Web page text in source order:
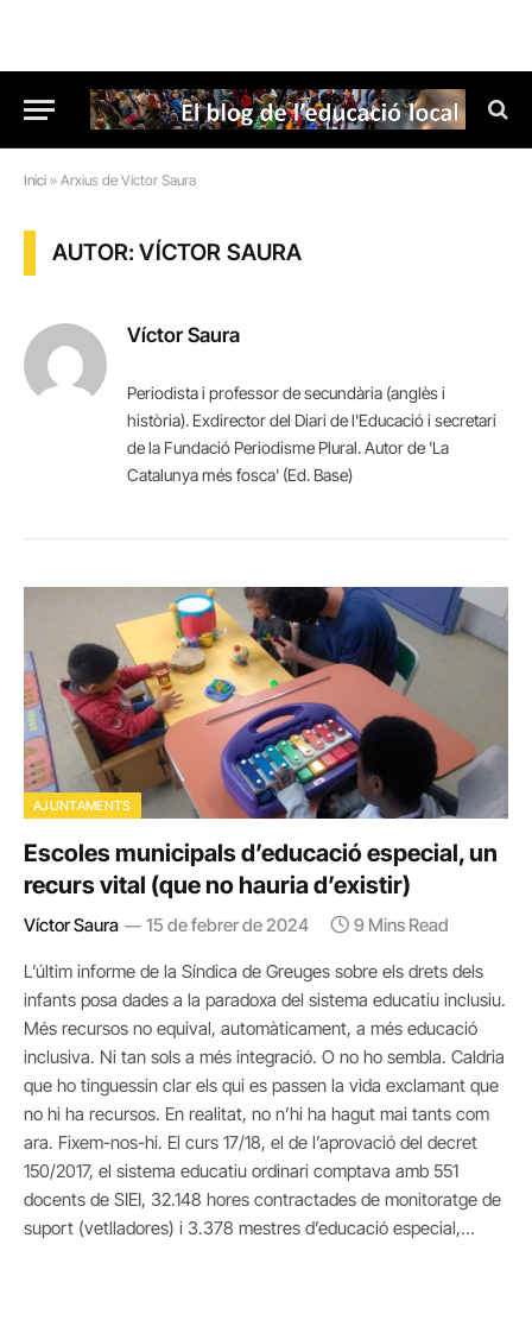
Inici » Arxius de Víctor Saura
AUTOR: VÍCTOR SAURA
Víctor Saura
Periodista i professor de secundària (anglès i
història). Exdirector del Diari de l'Educació i secretari
de la Fundació Periodisme Plural. Autor de 'La
Catalunya més fosca' (Ed. Base)
AJUNTAMENTS
Escoles municipals d’educació especial, un
recurs vital (que no hauria d’existir)
Víctor Saura 15 de febrer de 2024 9 Mins Read
L’últim informe de la Síndica de Greuges sobre els drets dels
infants posa dades a la paradoxa del sistema educatiu inclusiu.
Més recursos no equival, automàticament, a més educació
inclusiva. Ni tan sols a més integració. O no ho sembla. Caldria
que ho tinguessin clar els qui es passen la vida exclamant que
no hi ha recursos. En realitat, no n’hi ha hagut mai tants com
ara. Fixem-nos-hi. El curs 17/18, el de l’aprovació del decret
150/2017, el sistema educatiu ordinari comptava amb 551
docents de SIEI, 32.148 hores contractades de monitoratge de
suport (vetlladores) i 3.378 mestres d’educació especial,…